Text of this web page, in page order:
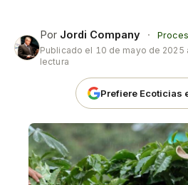
Por Jordi Company ·
Publicado el 10 de mayo de 2025
lectura
Prefiere Ecoticias